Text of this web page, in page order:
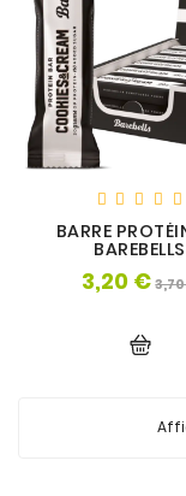
BARRE
BAREBELLS
3,20 €Prix